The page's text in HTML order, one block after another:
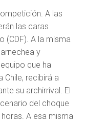
A las
las caras
(CDF). A la misma
y
equipo que ha
Chile, recibirá a
su archirrival. El
del choque
A esa misma